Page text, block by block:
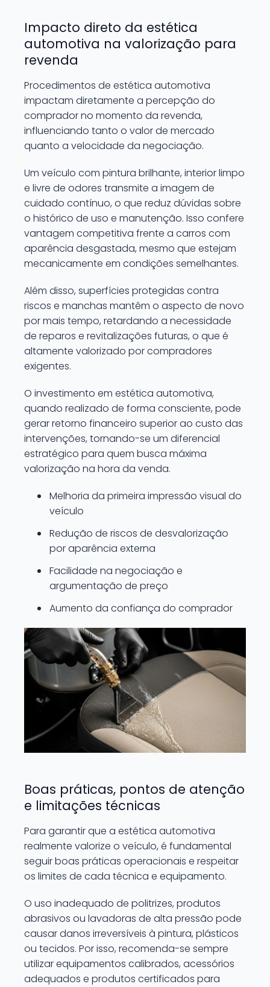
Impacto direto da estética
automotiva na valorização para
revenda
Procedimentos de estética automotiva
impactam diretamente a percepção do
comprador no momento da revenda,
influenciando tanto o valor de mercado
quanto a velocidade da negociação.
Um veículo com pintura brilhante, interior limpo
e livre de odores transmite a imagem de
cuidado contínuo, o que reduz dúvidas sobre
o histórico de uso e manutenção. Isso confere
vantagem competitiva frente a carros com
aparência desgastada, mesmo que estejam
mecanicamente em condições semelhantes.
Além disso, superfícies protegidas contra
riscos e manchas mantêm o aspecto de novo
por mais tempo, retardando a necessidade
de reparos e revitalizações futuras, o que é
altamente valorizado por compradores
exigentes.
O investimento em estética automotiva,
quando realizado de forma consciente, pode
gerar retorno financeiro superior ao custo das
intervenções, tornando-se um diferencial
estratégico para quem busca máxima
valorização na hora da venda.
Melhoria da primeira impressão visual do
veículo
Redução de riscos de desvalorização
por aparência externa
Facilidade na negociação e
argumentação de preço
Aumento da confiança do comprador
Boas práticas, pontos de atenção
e limitações técnicas
Para garantir que a estética automotiva
realmente valorize o veículo, é fundamental
seguir boas práticas operacionais e respeitar
os limites de cada técnica e equipamento.
O uso inadequado de politrizes, produtos
abrasivos ou lavadoras de alta pressão pode
causar danos irreversíveis à pintura, plásticos
ou tecidos. Por isso, recomenda-se sempre
utilizar equipamentos calibrados, acessórios
adequados e produtos certificados para